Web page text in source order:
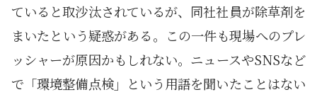
ていると取沙汰されているが、同社社員が除草剤を
まいたという疑惑がある。この一件も現場へのプレ
ッシャーが原因かもしれない。ニュースやSNSなど
で「環境整備点検」という用語を聞いたことはない